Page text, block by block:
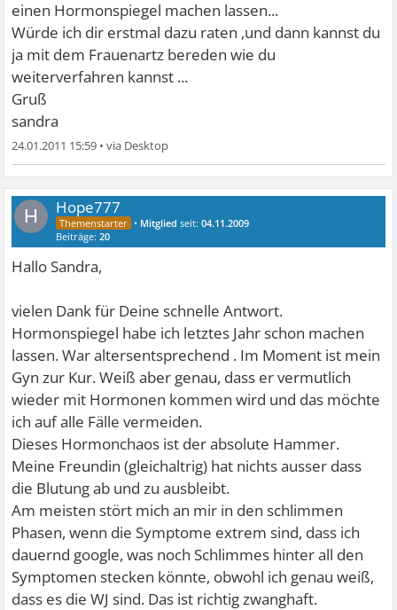
einen Hormonspiegel machen lassen...
Würde ich dir erstmal dazu raten ,und dann kannst du
ja mit dem Frauenartz bereden wie du
weiterverfahren kannst ...
Gruß
sandra
24.01.2011 15:59 •
H Hope777
• Mitglied seit:04.11.2009
Beiträge:20
Hallo Sandra,
vielen Dank für Deine schnelle Antwort.
Hormonspiegel habe ich letztes Jahr schon machen
lassen. War altersentsprechend . Im Moment ist mein
Gyn zur Kur. Weiß aber genau, dass er vermutlich
wieder mit Hormonen kommen wird und das möchte
ich auf alle Fälle vermeiden.
Dieses Hormonchaos ist der absolute Hammer.
Meine Freundin (gleichaltrig) hat nichts ausser dass
die Blutung ab und zu ausbleibt.
Am meisten stört mich an mir in den schlimmen
Phasen, wenn die Symptome extrem sind, dass ich
dauernd google, was noch Schlimmes hinter all den
Symptomen stecken könnte, obwohl ich genau weiß,
dass es die WJ sind. Das ist richtig zwanghaft.